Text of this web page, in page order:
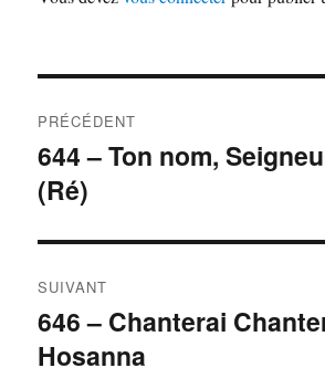
de
l’article
PRÉCÉDENT
Publication
précédente :
644 – Ton nom,
(Ré)
SUIVANT
Publication
suivante :
646 – Chanterai
Hosanna